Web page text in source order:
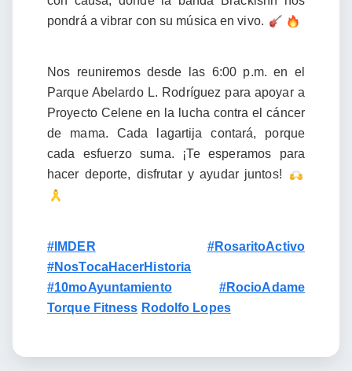
pondrá a vibrar con su música en vivo.
Nos reuniremos desde las 6:00 p.m. en el
Parque Abelardo L. Rodríguez para apoyar a
Proyecto Celene en la lucha contra el cáncer
de mama. Cada lagartija contará, porque
cada esfuerzo suma. ¡Te esperamos para
hacer deporte, disfrutar y ayudar juntos!
#IMDER
#RosaritoActivo
#NosTocaHacerHistoria
#10moAyuntamiento
#RocioAdame
Torque Fitness Rodolfo Lopes